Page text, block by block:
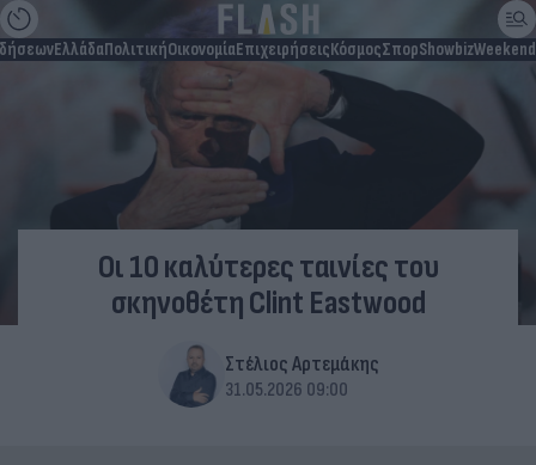
ΕλλάδαΠολιτικήΟικονομίαΕπιχειρήσειςΚόσμοςΣπορShowbizWeekend
Οι 10 καλύτερες ταινίες του
σκηνοθέτη Clint Eastwood
Στέλιος Αρτεμάκης
31.05.2026 09:00